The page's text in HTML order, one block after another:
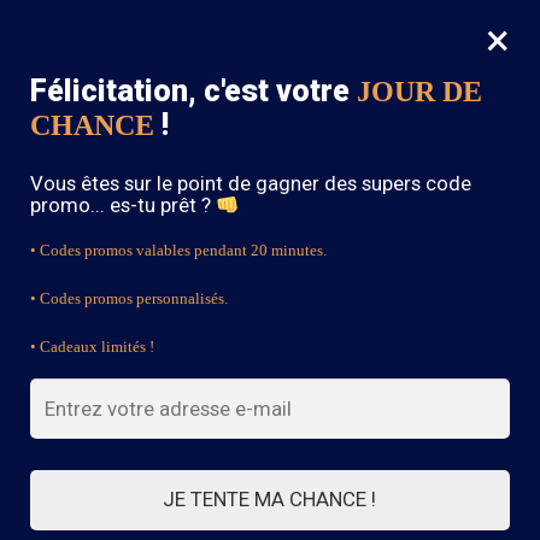
0
SOLDES : -15% sur toute la boutique avec le code « BOHEME15 »
Robe de Mariage Bohème
FILTRES
Affichage de 1–21 sur 46 résultats
1 2
×
Félicitation, c'est votre JOUR DE
CHANCE !
Vous êtes sur le point de gagner des supers code
promo... es-tu prêt ?
• Codes promos valables pendant 20 minutes.
• Codes promos personnalisés.
• Cadeaux limités !
JE TENTE MA CHANCE !